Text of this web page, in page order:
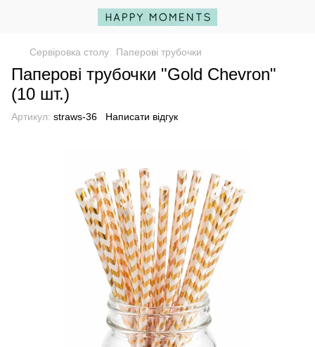
Сервіровка столу Паперові трубочки
Паперові трубочки "Gold Chevron"
(10 шт.)
Артикул: straws-36 Написати відгук